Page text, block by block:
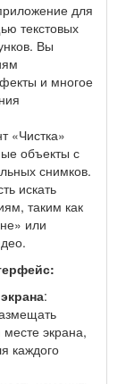
для
текстовых
Вы
и многое
«Чистка»
объекты с
снимков.
искать
таким как
или
:
экрана,
каждого